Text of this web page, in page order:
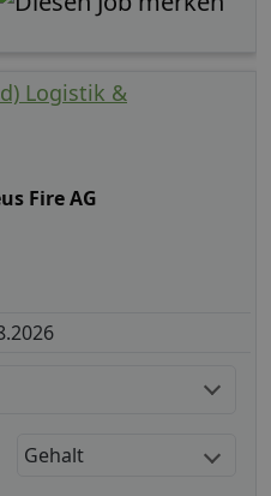
Logistik &
Fire AG
Gehalt